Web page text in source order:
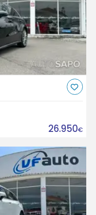
26.950€